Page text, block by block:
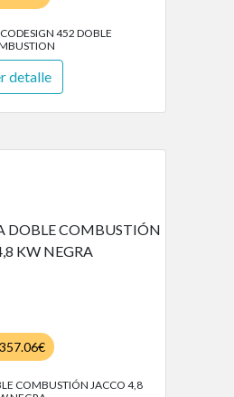
452 DOBLE
detalle
COMBUSTIÓN JACCO 4,8